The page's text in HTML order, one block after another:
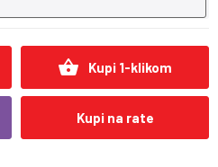
shopping_basket Kupi 1-klikom
Kupi na rate